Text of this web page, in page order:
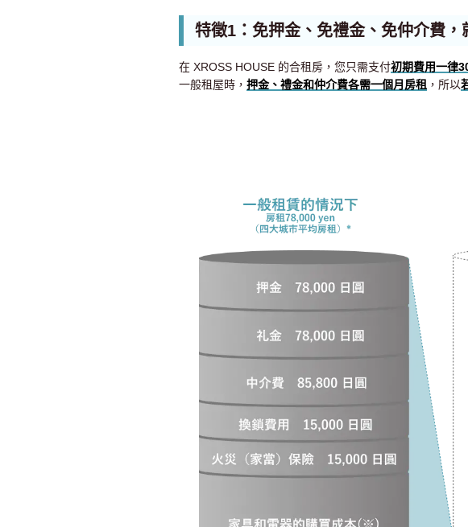
特徵1：免押金、免禮金、免仲介費，
在 XROSS HOUSE 的合租房，您只需支付初期費用一律
一般租屋時， 押金、禮金和仲介費各需一個月房租 ，所以